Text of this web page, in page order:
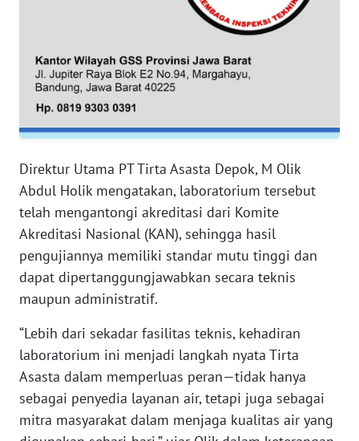
Direktur Utama PT Tirta Asasta Depok, M Olik
Abdul Holik mengatakan, laboratorium tersebut
telah mengantongi akreditasi dari Komite
Akreditasi Nasional (KAN), sehingga hasil
pengujiannya memiliki standar mutu tinggi dan
dapat dipertanggungjawabkan secara teknis
maupun administratif.
“Lebih dari sekadar fasilitas teknis, kehadiran
laboratorium ini menjadi langkah nyata Tirta
Asasta dalam memperluas peran—tidak hanya
sebagai penyedia layanan air, tetapi juga sebagai
mitra masyarakat dalam menjaga kualitas air yang
WN
SULBAR
BABEL
WN
SUMBAR
WN
SUMSEL
WN
BENGKULU
WN
LAMPUNG